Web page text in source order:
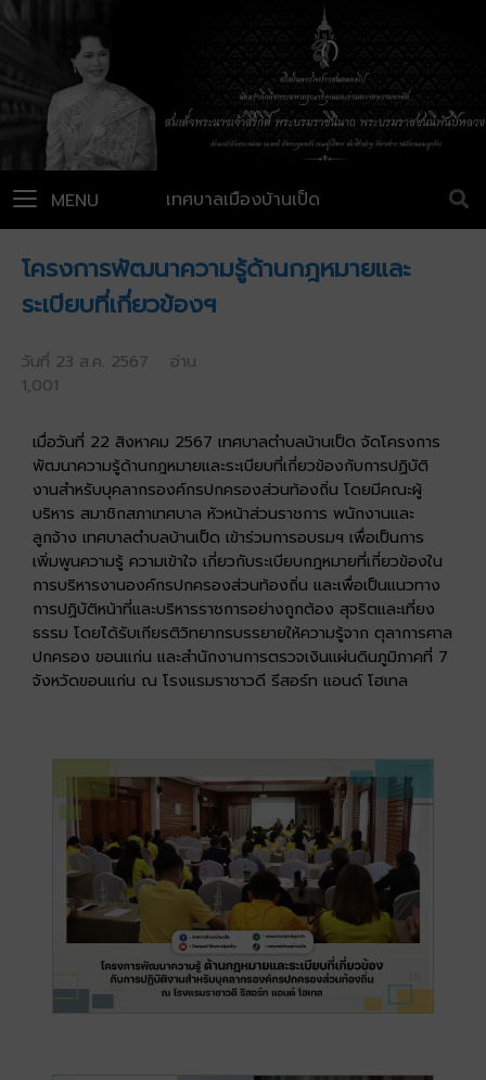
เทศบาลเมืองบ้านเป็ด
MENU
โครงการพัฒนาความรู้ด้านกฎหมายและ
ระเบียบที่เกี่ยวข้องฯ
วันที่ 23 ส.ค. 2567 อ่าน
1,001
เมื่อวันที่ 22 สิงหาคม 2567 เทศบาลตำบลบ้านเป็ด จัดโครงการ
พัฒนาความรู้ด้านกฎหมายและระเบียบที่เกี่ยวข้องกับการปฏิบัติ
งานสำหรับบุคลากรองค์กรปกครองส่วนท้องถิ่น โดยมีคณะผู้
บริหาร สมาชิกสภาเทศบาล หัวหน้าส่วนราชการ พนักงานและ
ลูกจ้าง เทศบาลตำบลบ้านเป็ด เข้าร่วมการอบรมฯ เพื่อเป็นการ
เพิ่มพูนความรู้ ความเข้าใจ เกี่ยวกับระเบียบกฎหมายที่เกี่ยวข้องใน
การบริหารงานองค์กรปกครองส่วนท้องถิ่น และเพื่อเป็นแนวทาง
การปฏิบัติหน้าที่และบริหารราชการอย่างถูกต้อง สุจริตและเที่ยง
ธรรม โดยได้รับเกียรติวิทยากรบรรยายให้ความรู้จาก ตุลาการศาล
ปกครอง ขอนแก่น และสำนักงานการตรวจเงินแผ่นดินภูมิภาคที่ 7
จังหวัดขอนแก่น ณ โรงแรมราชาวดี รีสอร์ท แอนด์ โฮเทล